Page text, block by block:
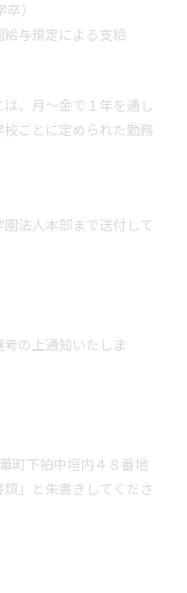
）
与規定による支給
、月～金で１年を通し
ごとに定められた勤務
法人本部まで送付して
の上通知いたしま
町下狛中垣内４８番地
」と朱書きしてくださ